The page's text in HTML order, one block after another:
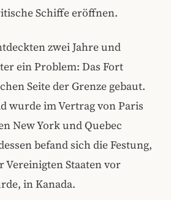
Schiffe eröffnen.
zwei Jahre und
ein Problem: Das Fort
Seite der Grenze gebaut.
wurde im Vertrag von Paris
New York und Quebec
befand sich die Festung,
Vereinigten Staaten vor
in Kanada.